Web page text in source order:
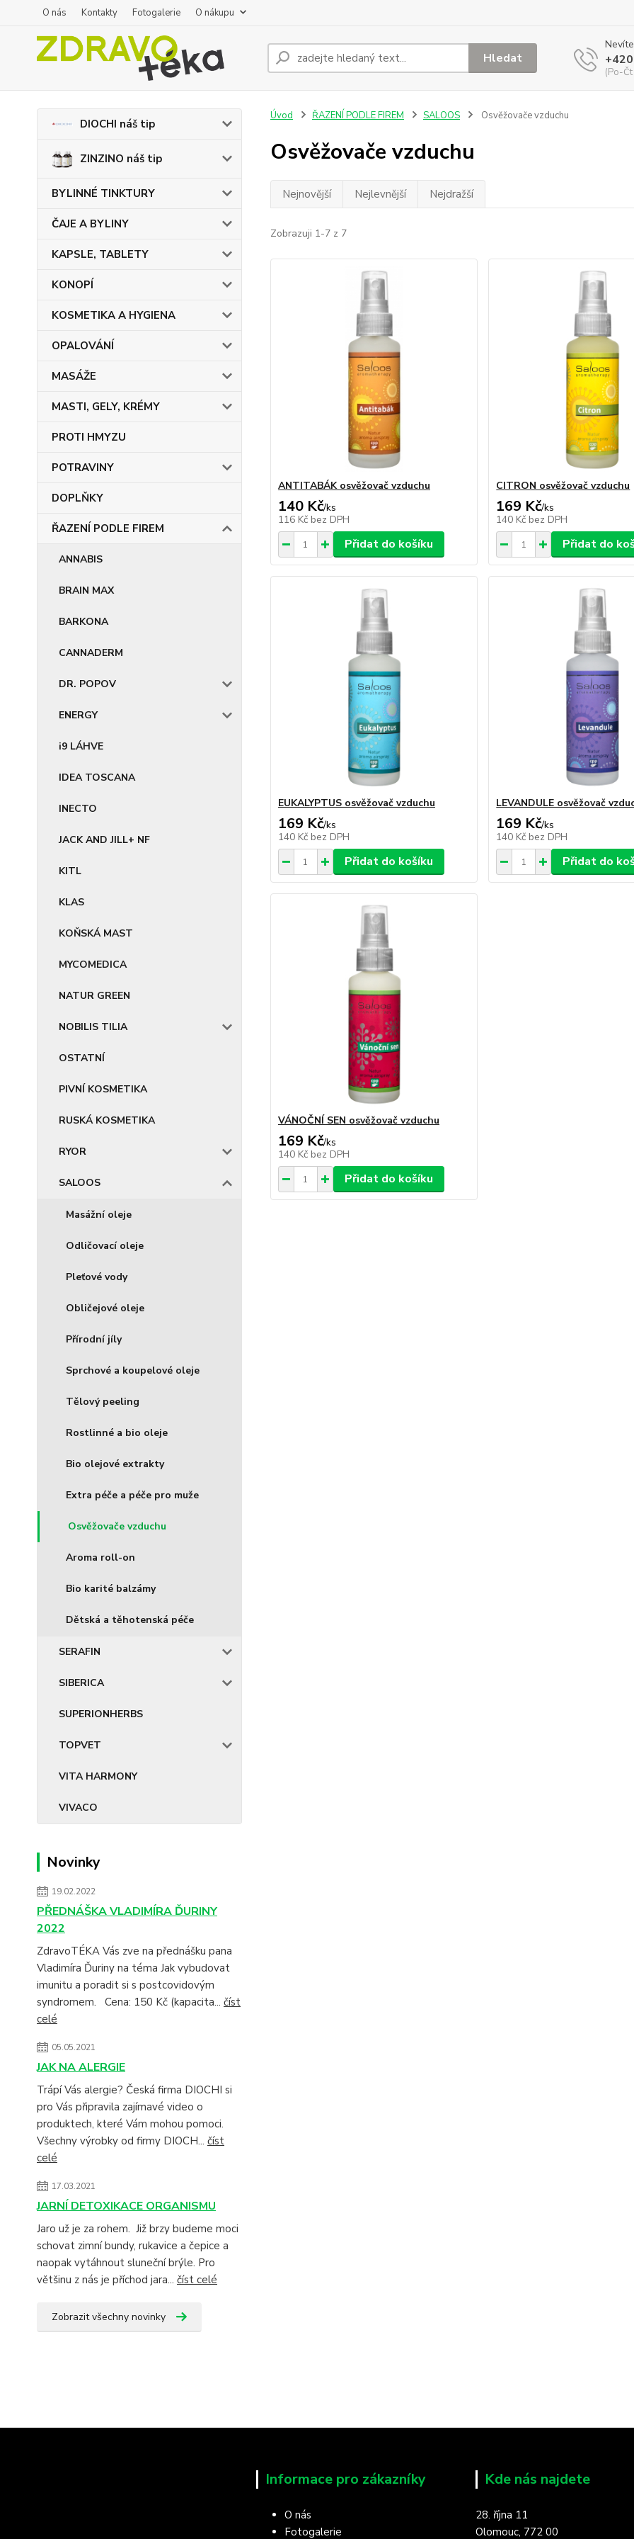
O nás Kontakty Fotogalerie O nákupu
Hledat
(Po-
DIOCHI náš tip
ZINZINO náš tip
BYLINNÉ TINKTURY
ČAJE A BYLINY
KAPSLE, TABLETY
KONOPÍ
KOSMETIKA A HYGIENA
OPALOVÁNÍ
MASÁŽE
MASTI, GELY, KRÉMY
PROTI HMYZU
POTRAVINY
DOPLŇKY
ŘAZENÍ PODLE FIREM
ANNABIS
BRAIN MAX
BARKONA
CANNADERM
DR. POPOV
ENERGY
i9 LÁHVE
IDEA TOSCANA
INECTO
JACK AND JILL+ NF
KITL
KLAS
KOŇSKÁ MAST
MYCOMEDICA
NATUR GREEN
NOBILIS TILIA
OSTATNÍ
PIVNÍ KOSMETIKA
RUSKÁ KOSMETIKA
RYOR
SALOOS
Masážní oleje
Odličovací oleje
Pleťové vody
Obličejové oleje
Přírodní jíly
Sprchové a koupelové oleje
Tělový peeling
Rostlinné a bio oleje
Bio olejové extrakty
Extra péče a péče pro muže
Osvěžovače vzduchu
Aroma roll-on
Bio karité balzámy
Dětská a těhotenská péče
SERAFIN
SIBERICA
SUPERIONHERBS
TOPVET
VITA HARMONY
VIVACO
Novinky
19.02.2022
PŘEDNÁŠKA VLADIMÍRA ĎURINY
2022
ZdravoTÉKA Vás zve na přednášku pana
Vladimíra Ďuriny na téma Jak vybudovat
imunitu a poradit si s postcovidovým
syndromem. Cena: 150 Kč (kapacita... číst
celé
05.05.2021
JAK NA ALERGIE
Trápí Vás alergie? Česká firma DIOCHI si
pro Vás připravila zajímavé video o
produktech, které Vám mohou pomoci.
Všechny výrobky od firmy DIOCH... číst
celé
17.03.2021
JARNÍ DETOXIKACE ORGANISMU
Jaro už je za rohem. Již brzy budeme moci
schovat zimní bundy, rukavice a čepice a
naopak vytáhnout sluneční brýle. Pro
většinu z nás je příchod jara... číst celé
Zobrazit všechny novinky
Úvod ŘAZENÍ PODLE FIREM SALOOS Osvěžovače vzduchu
Osvěžovače vzduchu
Nejnovější Nejlevnější Nejdražší
Zobrazuji 1-7 z 7
ANTITABÁK osvěžovač vzduchu
140 Kč/ks
116 Kč bez DPH
Přidat do košíku
CITRON osvěžovač vzduchu
169 Kč/ks
140 Kč bez DPH
Přidat do
EUKALYPTUS osvěžovač vzduchu
169 Kč/ks
140 Kč bez DPH
Přidat do košíku
LEVANDULE osvěžovač
169 Kč/ks
140 Kč bez DPH
Přidat do
VÁNOČNÍ SEN osvěžovač vzduchu
169 Kč/ks
140 Kč bez DPH
Přidat do košíku
Informace pro zákazníky
O nás
Fotogalerie
Kde nás najdete
28. října 11
Olomouc, 772 00